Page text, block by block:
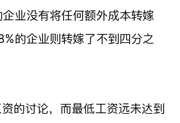
业没有将任何额外成本转嫁
的企业则转嫁了不到四分之
的讨论，而最低工资远未达到